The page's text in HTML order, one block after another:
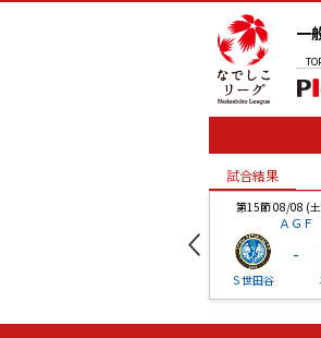
一
試合結果
第15節 08/08 (
ＡＧＦ
Ｓ世田谷
-